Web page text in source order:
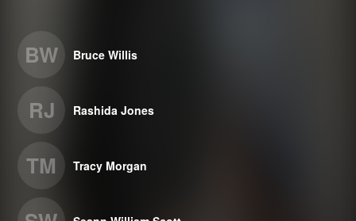
BW Bruce Willis
RJ Rashida Jones
TM Tracy Morgan